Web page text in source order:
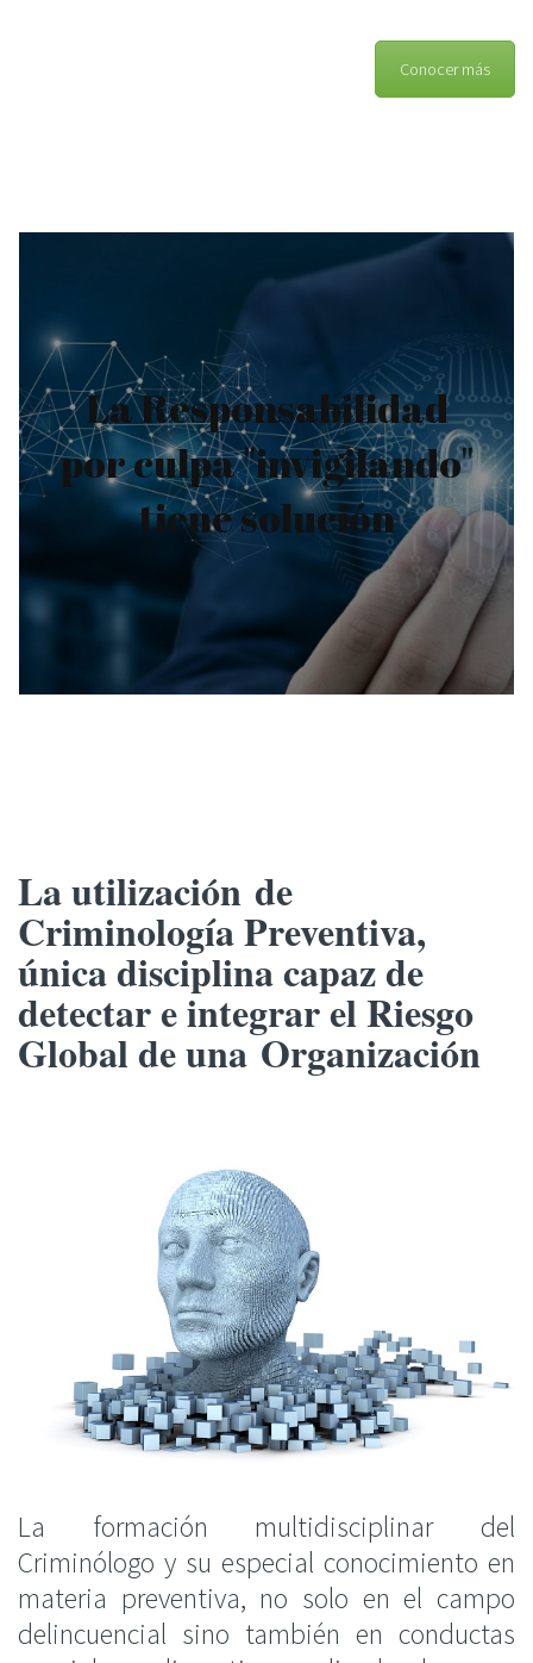
Conocer más
La Responsabilidad
por culpa "invigilando"
tiene solución
Minimice sus
efectos
implantando
Sistemas
Inteligentes de
Análisis y Gestión
de Riesgos
Lautilización de
Criminología Preventiva,
únicadisciplina capaz de
detectar e integrar el Riesgo
Global de unaOrganización
La formación multidisciplinar del
Criminólogo y su especial conocimiento en
materia preventiva, no solo en el campo
delincuencial sino también en conductas